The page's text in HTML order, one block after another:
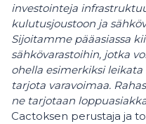
investointeja
kulutusjoustoon ja
Sijoitamme pääasiassa
sähkövarastoihin, jotka
ohella esimerkiksi
tarjota varavoimaa.
ne tarjotaan
Cactoksen perustaja ja